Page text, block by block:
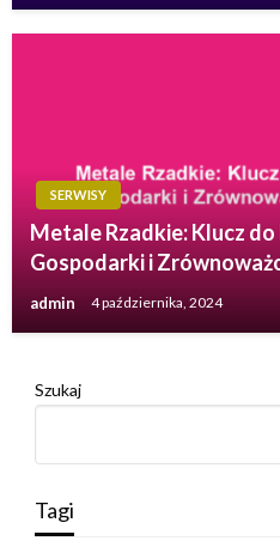
SERWISY
Metale Rzadkie: Klucz
Gospodarki i
admin 4 października, 2024
Szukaj
Tagi